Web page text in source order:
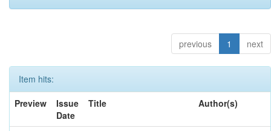
previous 1 next
Item hits:
Preview
Issue
Date
Title Author(s)